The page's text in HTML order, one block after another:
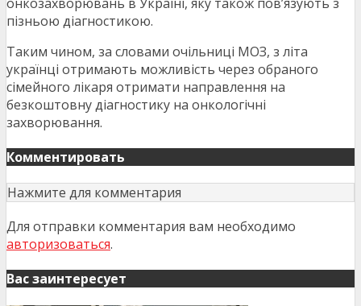
пізньою діагностикою.
Таким чином, за словами очільниці МОЗ, з літа
українці отримають можливість через обраного
сімейного лікаря отримати направлення на
безкоштовну діагностику на онкологічні
захворювання.
Комментировать
Нажмите для комментария
Для отправки комментария вам необходимо
авторизоваться.
Вас заинтересует